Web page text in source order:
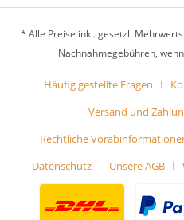
* Alle Preise inkl. gesetzl.
Nachnahmegebühren,
Häufig gestellte Fragen
Versand und
Rechtliche
Datenschutz
Unsere AGB